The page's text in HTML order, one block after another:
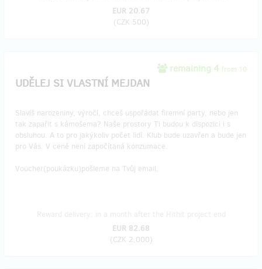
EUR 20.67
(CZK 500)
remaining 4 from 10
UDĚLEJ SI VLASTNÍ MEJDAN
Slavíš narozeniny, výročí, chceš uspořádat firemní party, nebo jen
tak zapařit s kámošema? Naše prostory Ti budou k dispozici i s
obsluhou. A to pro jakýkoliv počet lidí. Klub bude uzavřen a bude jen
pro Vás. V ceně není započítaná konzumace.
Voucher(poukázku)pošleme na Tvůj email.
EUR 82.68
(CZK 2,000)